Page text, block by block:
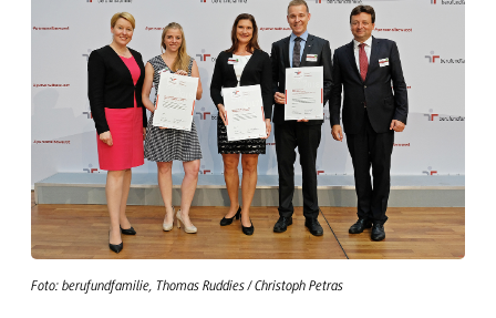
Foto: berufundfamilie, Thomas Ruddies / Christoph Petras